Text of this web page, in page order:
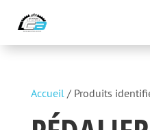
Accueil/ Produits